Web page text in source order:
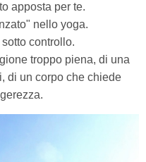
apposta per te.
nello yoga.
controllo.
troppo piena, di una
di un corpo che chiede